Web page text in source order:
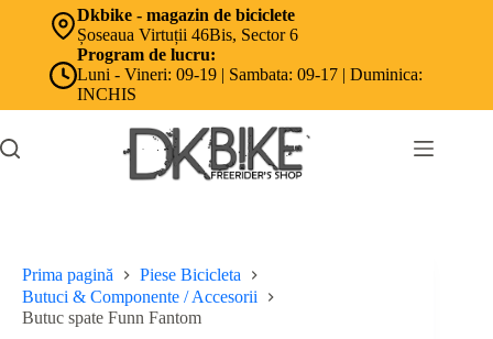
Dkbike - magazin de biciclete
Șoseaua Virtuții 46Bis, Sector 6
Program de lucru:
Luni - Vineri: 09-19 | Sambata: 09-17 | Duminica:
INCHIS
Prima pagină
Piese Bicicleta
Butuci & Componente / Accesorii
Butuc spate Funn Fantom